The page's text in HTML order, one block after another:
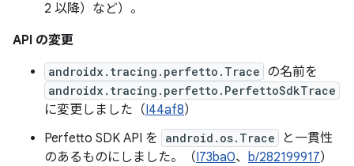
2 以降）など）。
API の変更
androidx.tracing.perfetto.Trace の名前を
androidx.tracing.perfetto.PerfettoSdkTrace
に変更しました（I44af8）
Perfetto SDK API を
android.os.Trace
と一貫性
のあるものにしました。（I73ba0、 b/282199917）